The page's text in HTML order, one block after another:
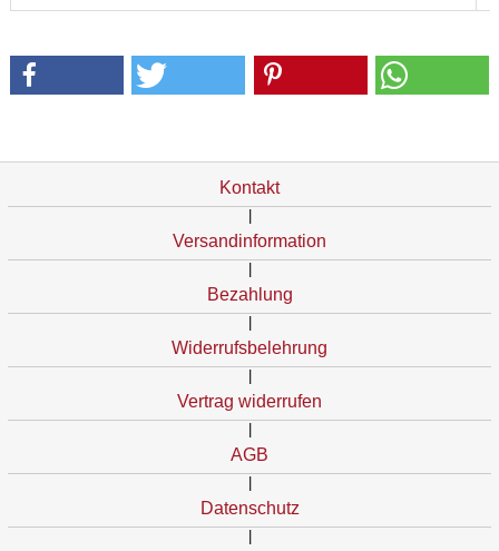
Kontakt
Versandinformation
Bezahlung
Widerrufsbelehrung
Vertrag widerrufen
AGB
Datenschutz